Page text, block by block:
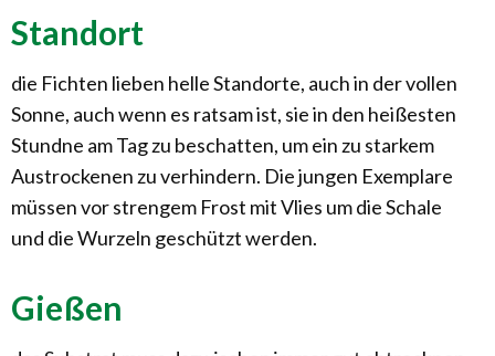
Standort
die Fichten lieben helle Standorte, auch in der vollen
Sonne, auch wenn es ratsam ist, sie in den heißesten
Stundne am Tag zu beschatten, um ein zu starkem
Austrockenen zu verhindern. Die jungen Exemplare
müssen vor strengem Frost mit Vlies um die Schale
und die Wurzeln geschützt werden.
Gießen